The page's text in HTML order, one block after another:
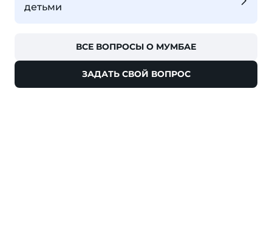
детьми
ВСЕ ВОПРОСЫ О МУМБАЕ
ЗАДАТЬ СВОЙ ВОПРОС